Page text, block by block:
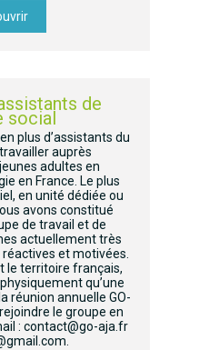
de
social
plus d’assistants du
auprès
adultes en
en France. Le plus
en unité dédiée ou
avons constitué
de travail et de
actuellement très
et motivées.
le territoire français,
qu’une
réunion annuelle GO-
le groupe en
: contact@go-aja.fr